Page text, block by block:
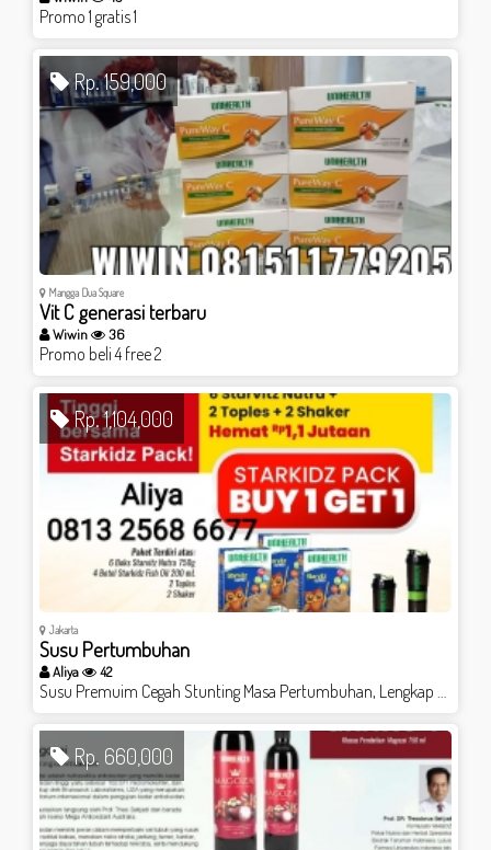
Promo 1 gratis 1
Rp. 159,000
Mangga Dua Square
Vit C generasi terbaru
Wiwin 36
Promo beli 4 free 2
Rp. 1,104,000
Jakarta
Susu Pertumbuhan
Aliya 42
Susu Premuim Cegah Stunting Masa Pertumbuhan, Lengkap Multivitamin dan Mineral
Rp. 660,000